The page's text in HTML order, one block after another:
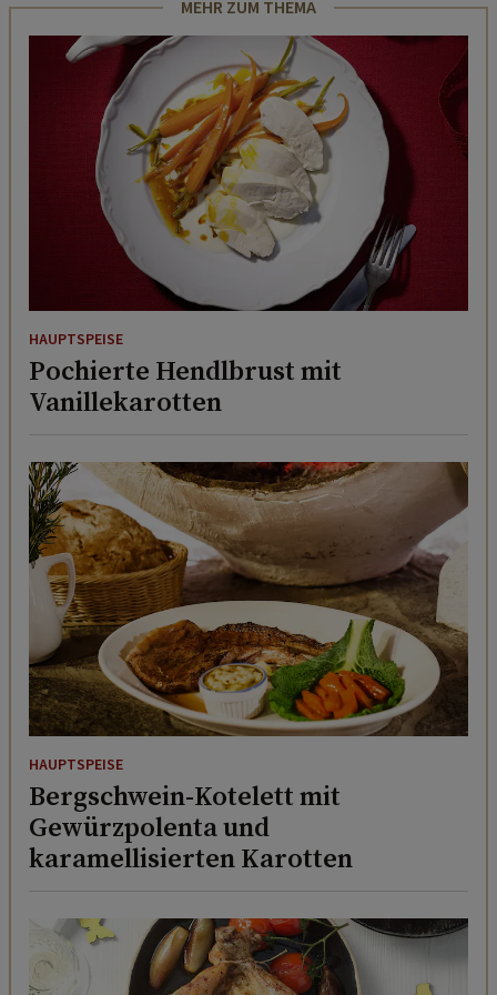
MEHR ZUM THEMA
HAUPTSPEISE
Pochierte Hendlbrust mit
Vanillekarotten
HAUPTSPEISE
Bergschwein-Kotelett mit
Gewürzpolenta und
karamellisierten Karotten